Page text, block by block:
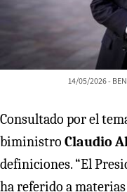
14/05/2026 -
Consultado por el
biministro Claudio
definiciones. “El
ha referido a